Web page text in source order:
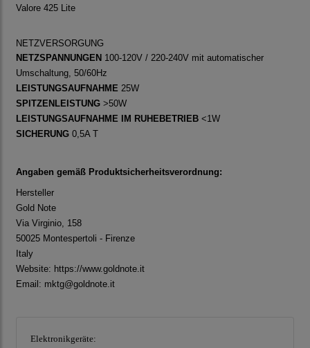
Valore 425 Lite
NETZVERSORGUNG
NETZSPANNUNGEN 100-120V / 220-240V mit automatischer
Umschaltung, 50/60Hz
LEISTUNGSAUFNAHME 25W
SPITZENLEISTUNG >50W
LEISTUNGSAUFNAHME IM RUHEBETRIEB <1W
SICHERUNG 0,5A T
Angaben gemäß Produktsicherheitsverordnung:
Hersteller
Gold Note
Via Virginio, 158
50025 Montespertoli - Firenze
Italy
Website: https://www.goldnote.it
Email: mktg@goldnote.it
Elektronikgeräte: